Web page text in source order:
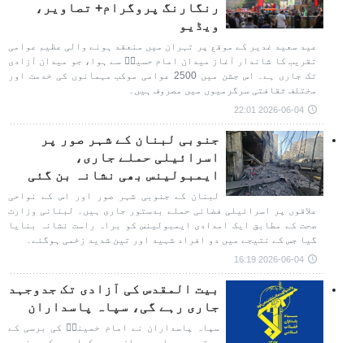
رنگارنگ پروگرام+ تصاویر،
ویڈیو
عید سعید غدیر کے موقع پر تہران میں منعقد ہونے والی عظیم عوامی
تقریب کا شاندار آغاز میدان امام حسینؑ سے ہوا، جو میدان آزادی
تک جاری ہے۔ اس جشن میں 2500 عوامی موکب مہمانوں کی خدمت اور
مختلف ثقافتی سرگرمیوں میں مصروف ہیں۔
2026-06-04 22:01
جنوبی لبنان کے شہر صور پر
اسرائیلی حملے جاری،
ایمبولینس بھی نشانہ بن گئی
لبنان کے جنوبی شہر صور اور اس کے نواحی
علاقوں پر اسرائیلی فضائی حملے بدستور جاری ہیں۔ لبنانی وزارت
صحت کے مطابق ایک امدادی ایمبولینس کو براہ راست نشانہ بنایا
گیا جس کے نتیجے میں دو افراد شہید اور تین شدید زخمی ہوگئے۔
2026-06-04 16:19
بیت المقدس کی آزادی تک جدوجہد
جاری رہے گی، سپاہ پاسداران
سپاہ پاسداران نے امام خمینیؒ کی برسی کے